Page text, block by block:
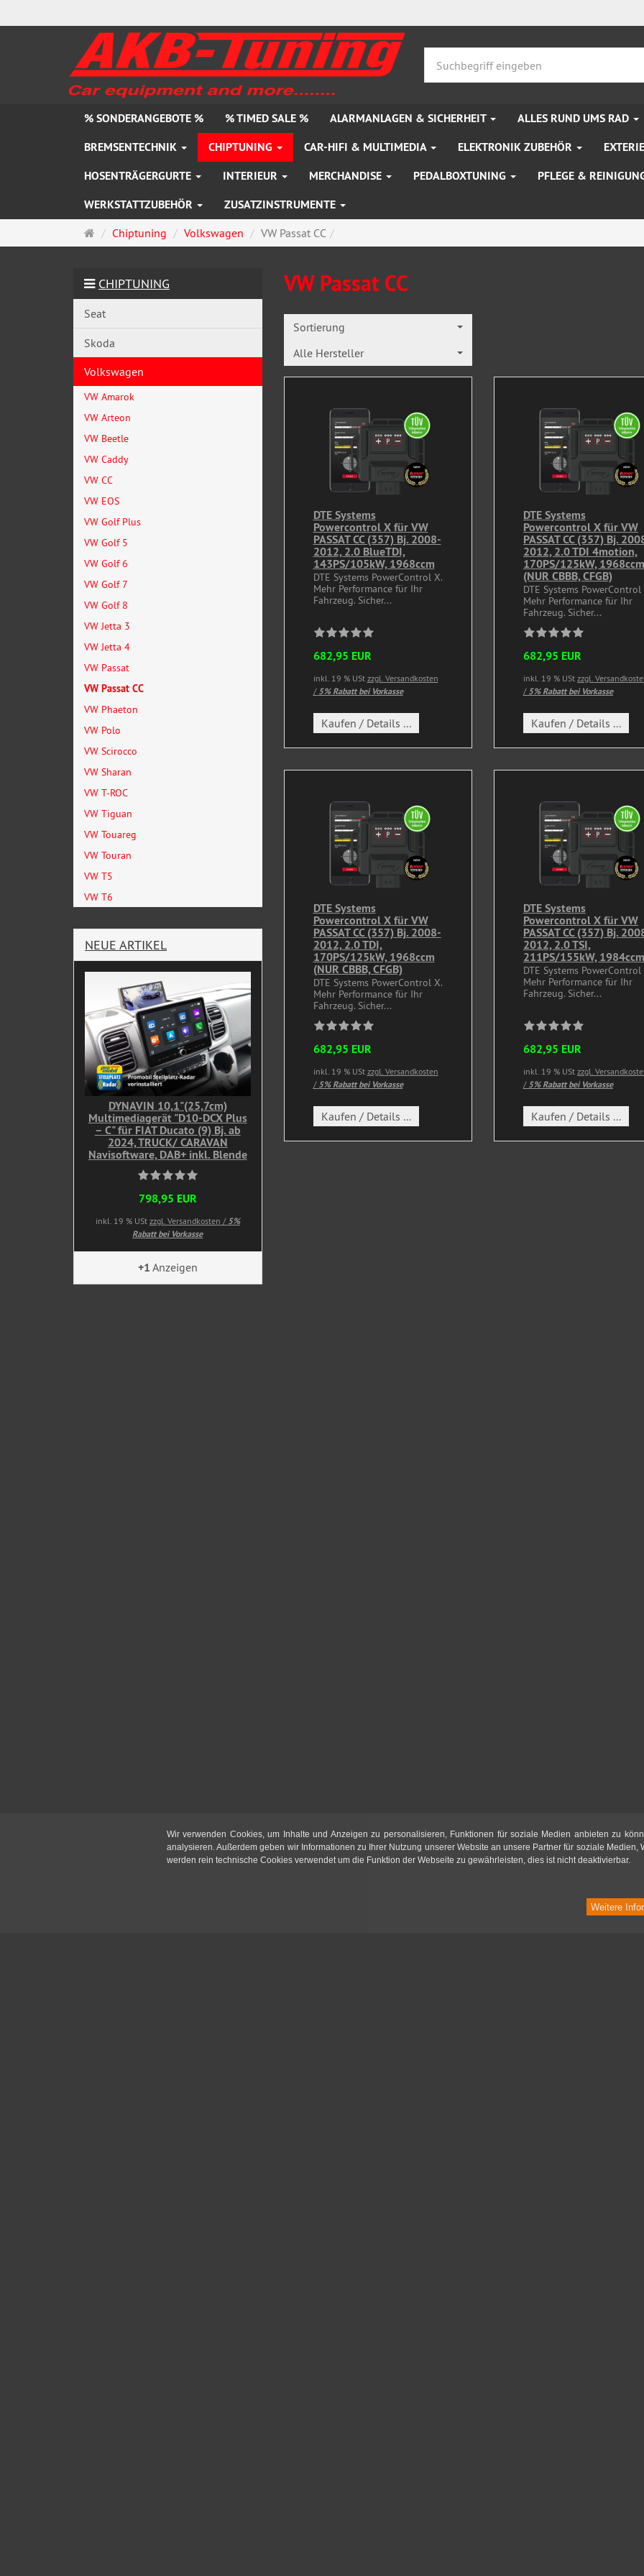
% SONDERANGEBOTE % % TIMED SALE % ALARMANLAGEN & SICHERHEIT ALLES RUND UMS RAD
BREMSENTECHNIK
CHIPTUNING CAR-HIFI & MULTIMEDIA ELEKTRONIK ZUBEHÖR
HOSENTRÄGERGURTE
INTERIEUR MERCHANDISE PEDALBOXTUNING PFLEGE &
WERKSTATTZUBEHÖR
ZUSATZINSTRUMENTE
Startseite
Chiptuning Volkswagen VW Passat CC
VW Passat CC
Sortierung
Alle Hersteller
DTE Systems
Powercontrol X für VW
PASSAT CC (357) Bj. 2008-
2012, 2.0 BlueTDI,
143PS/105kW, 1968ccm
DTE Systems PowerControl X.
Mehr Performance für Ihr
Fahrzeug. Sicher...
682,95 EUR
inkl. 19 % USt zzgl. Versandkosten
/ 5% Rabatt bei Vorkasse
Kaufen / Details ...
DTE Systems
Powercontrol X für VW
PASSAT CC (357) Bj.
2012, 2.0 TDI 4motion,
170PS/125kW, 1968ccm
(NUR CBBB, CFGB)
DTE Systems PowerControl
Mehr Performance für Ihr
Fahrzeug. Sicher...
682,95 EUR
inkl. 19 % USt zzgl.
/ 5% Rabatt bei Vorkasse
Kaufen / Details ...
DTE Systems
Powercontrol X für VW
PASSAT CC (357) Bj. 2008-
2012, 2.0 TDI,
170PS/125kW, 1968ccm
(NUR CBBB, CFGB)
DTE Systems PowerControl X.
Mehr Performance für Ihr
Fahrzeug. Sicher...
682,95 EUR
inkl. 19 % USt zzgl. Versandkosten
/ 5% Rabatt bei Vorkasse
Kaufen / Details ...
DTE Systems
Powercontrol X für VW
PASSAT CC (357) Bj.
2012, 2.0 TSI,
211PS/155kW, 1984ccm
DTE Systems PowerControl
Mehr Performance für Ihr
Fahrzeug. Sicher...
682,95 EUR
inkl. 19 % USt zzgl.
/ 5% Rabatt bei Vorkasse
Kaufen / Details ...
CHIPTUNING
Seat
Skoda
Volkswagen
VW Amarok
VW Arteon
VW Beetle
VW Caddy
VW CC
VW EOS
VW Golf Plus
VW Golf 5
VW Golf 6
VW Golf 7
VW Golf 8
VW Jetta 3
VW Jetta 4
VW Passat
VW Passat CC
VW Phaeton
VW Polo
VW Scirocco
VW Sharan
VW T-ROC
VW Tiguan
VW Touareg
VW Touran
VW T5
VW T6
NEUE ARTIKEL
DYNAVIN 10,1"(25,7cm)
Multimediagerät "D10-DCX Plus
– C" für FIAT Ducato (9) Bj. ab
2024, TRUCK/ CARAVAN
Navisoftware, DAB+ inkl. Blende
798,95 EUR
inkl. 19 % USt zzgl. Versandkosten / 5%
Rabatt bei Vorkasse
+1 Anzeigen
Wir verwenden Cookies, um Inhalte und Anzeigen zu personalisieren, Funktionen für soziale Medien anbieten zu
analysieren. Außerdem geben wir Informationen zu Ihrer Nutzung unserer Website an unsere Partner für soziale Medien,
werden rein technische Cookies verwendet um die Funktion der Webseite zu gewährleisten, dies ist nicht deaktivierbar.
Weitere